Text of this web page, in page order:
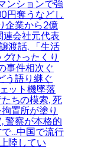
ンションで強
円奪うなどし
企業から2億
会社元代表
渡話, 「生活
ひったくり
事件相次ぐ
う語り継ぐ
ット機墜落
ちの模索, 死
置所が塗り
警察が本格的
…中国で流行
陸してい